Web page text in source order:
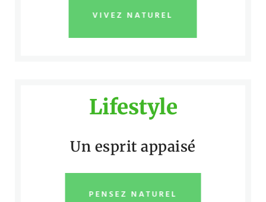
VIVEZ NATUREL
Lifestyle
Un esprit appaisé
PENSEZ NATUREL